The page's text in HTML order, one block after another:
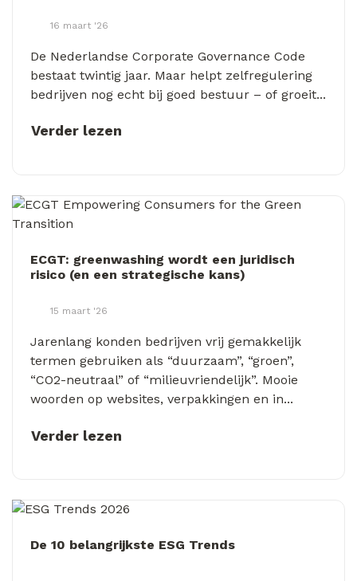
16 maart '26
De Nederlandse Corporate Governance Code
bestaat twintig jaar. Maar helpt zelfregulering
bedrijven nog echt bij goed bestuur – of groeit...
Verder lezen
ECGT: greenwashing wordt een juridisch
risico (en een strategische kans)
15 maart '26
Jarenlang konden bedrijven vrij gemakkelijk
termen gebruiken als “duurzaam”, “groen”,
“CO2-neutraal” of “milieuvriendelijk”. Mooie
woorden op websites, verpakkingen en in...
Verder lezen
De 10 belangrijkste ESG Trends